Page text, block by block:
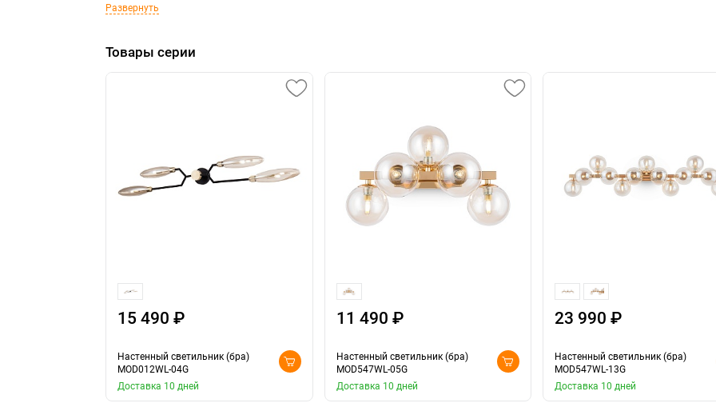
Развернуть
Товары серии
15 490 ₽
Настенный светильник (бра)
MOD012WL-04G
Доставка 10 дней
11 490 ₽
Настенный светильник (бра)
MOD547WL-05G
Доставка 10 дней
23 990 ₽
Настенный светильник (бра)
MOD547WL-13G
Доставка 10 дней